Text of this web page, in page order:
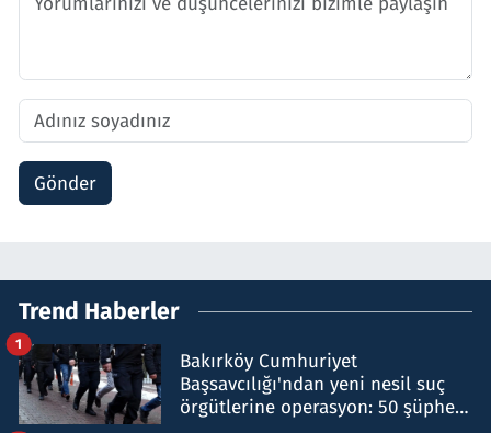
Gönder
Trend Haberler
Bakırköy Cumhuriyet
Başsavcılığı'ndan yeni nesil suç
örgütlerine operasyon: 50 şüpheli
1